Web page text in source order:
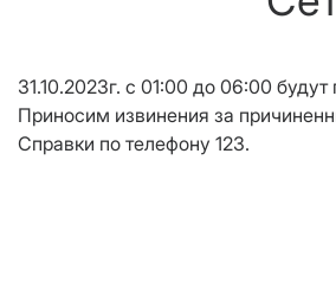
31.10.2023г. с 01:00 до 06:00
Приносим извинения за
Справки по телефону 123.